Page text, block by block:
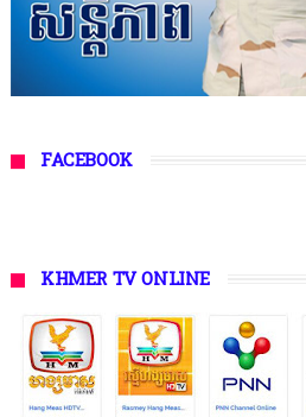
FACEBOOK
KHMER TV ONLINE